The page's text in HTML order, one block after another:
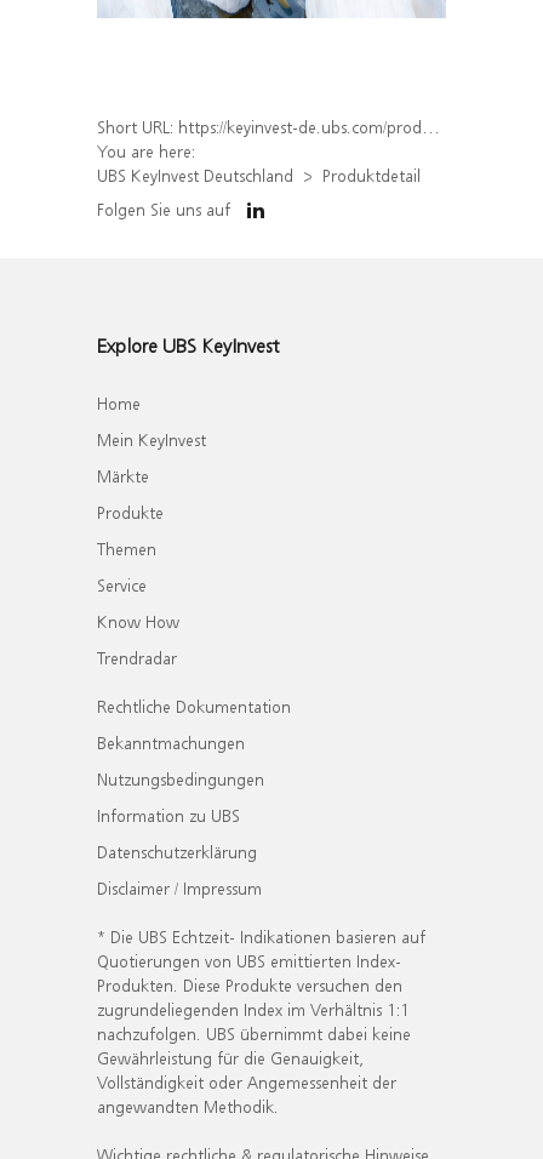
Short URL: https://keyinvest-de.ubs.com/produkt/detail/index/isin/DE000WA45US4
You are here:
UBS KeyInvest Deutschland
Produktdetail
Folgen Sie uns auf
Explore UBS KeyInvest
Home
Mein KeyInvest
Märkte
Produkte
Themen
Service
Know How
Trendradar
Rechtliche Dokumentation
Bekanntmachungen
Nutzungsbedingungen
Information zu UBS
Datenschutzerklärung
Disclaimer / Impressum
* Die UBS Echtzeit- Indikationen basieren auf
Quotierungen von UBS emittierten Index-
Produkten. Diese Produkte versuchen den
zugrundeliegenden Index im Verhältnis 1:1
nachzufolgen. UBS übernimmt dabei keine
Gewährleistung für die Genauigkeit,
Vollständigkeit oder Angemessenheit der
angewandten Methodik.